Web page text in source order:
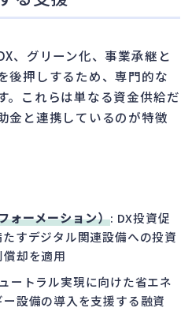
、グリーン化、事業承継と
後押しするため、専門的な
。これらは単なる資金供給だ
金と連携しているのが特徴
ォーメーション）: DX投資促
すデジタル関連設備への投資
却を適用
ートラル実現に向けた省エネ
設備の導入を支援する融資